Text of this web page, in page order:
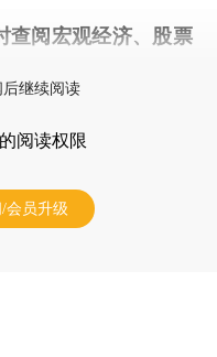
查阅宏观经济、股票
后继续阅读
阅读权限
会员升级